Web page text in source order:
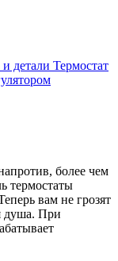
детали Термостат
более чем
термостаты
вам не грозят
душа. При